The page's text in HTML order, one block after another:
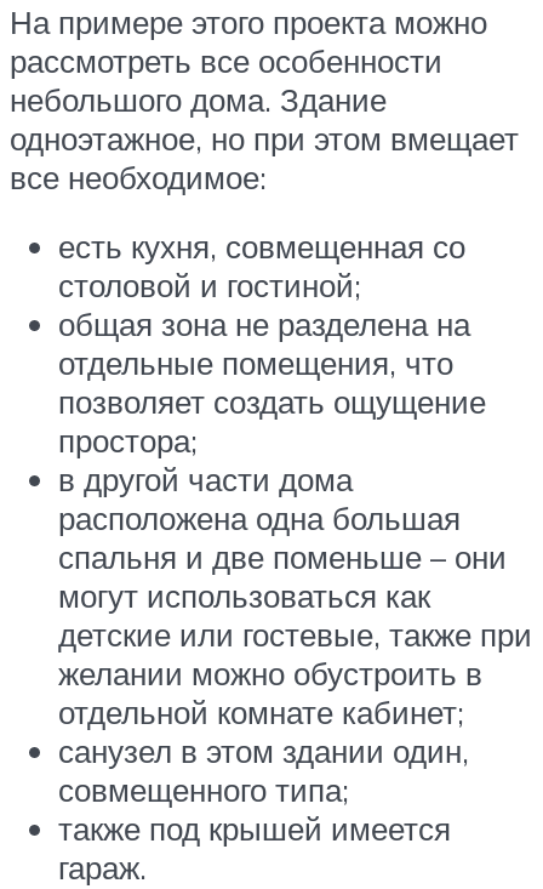
На примере этого проекта можно
рассмотреть все особенности
небольшого дома. Здание
одноэтажное, но при этом вмещает
все необходимое:
есть кухня, совмещенная со
столовой и гостиной;
общая зона не разделена на
отдельные помещения, что
позволяет создать ощущение
простора;
в другой части дома
расположена одна большая
спальня и две поменьше – они
могут использоваться как
детские или гостевые, также при
желании можно обустроить в
отдельной комнате кабинет;
санузел в этом здании один,
совмещенного типа;
также под крышей имеется
гараж.